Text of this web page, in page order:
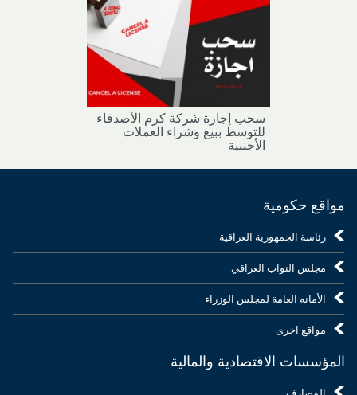
سحب إجازة شركة كرم الأصدقاء
للتوسط ببيع وشراء العملات
الأجنبية
مواقع حكومية
رئاسة الجمهورية العراقية
مجلس النواب العراقي
الأمانه العامة لمجلس الوزراء
مواقع اخرى
المؤسسات الاقتصادية والمالية